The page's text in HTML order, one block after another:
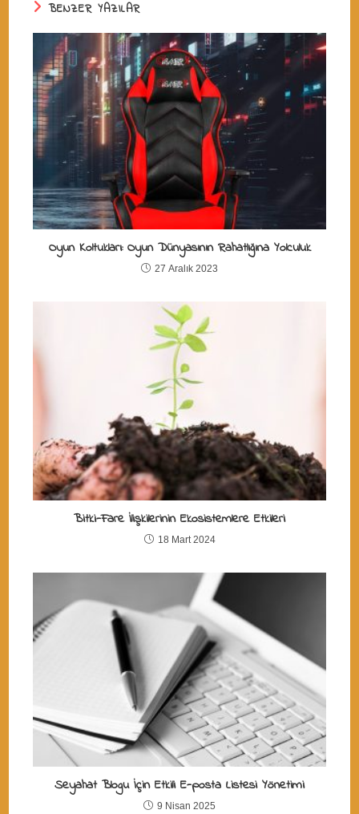
BENZER YAZILAR
Oyun Koltukları: Oyun Dünyasının Rahatlığına Yolculuk
27 Aralık 2023
Bitki-Fare İlişkilerinin Ekosistemlere Etkileri
18 Mart 2024
Seyahat Blogu İçin Etkili E-posta Listesi Yönetimi
9 Nisan 2025